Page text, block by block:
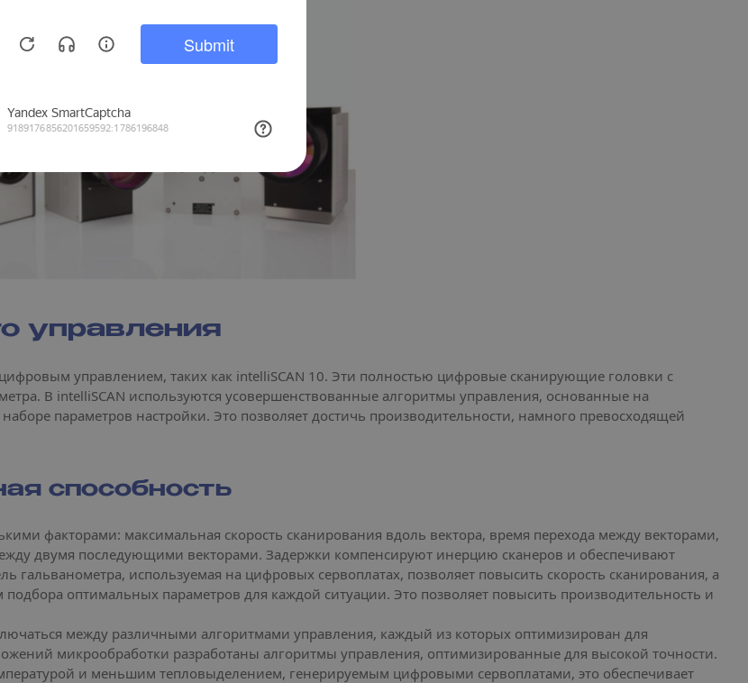
управления
управлением, таких как intelliSCAN 10. Эти полностью цифровые сканирующие головки с
В intelliSCAN используются усовершенствованные алгоритмы управления, основанные на
параметров настройки. Это позволяет достичь производительности, намного превосходящей
способность
факторами: максимальная скорость сканирования вдоль вектора, время перехода между векторами,
двумя последующими векторами. Задержки компенсируют инерцию сканеров и обеспечивают
используемая на цифровых сервоплатах, позволяет повысить скорость сканирования, а
оптимальных параметров для каждой ситуации. Это позволяет повысить производительность и
между различными алгоритмами управления, каждый из которых оптимизирован для
микрообработки разработаны алгоритмы управления, оптимизированные для высокой точности.
и меньшим тепловыделением, генерируемым цифровыми сервоплатами, это обеспечивает